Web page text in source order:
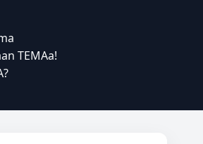
TEMAa!